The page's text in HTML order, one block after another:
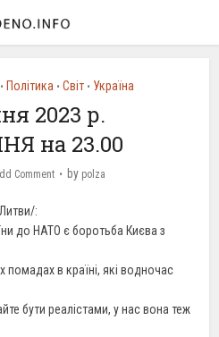
• Політика • Світ • Україна
2023 р.
на 23.00
Comment by polza
:
до НАТО є боротьба Києва з
в країні, які водночас
бути реалістами, у нас вона теж